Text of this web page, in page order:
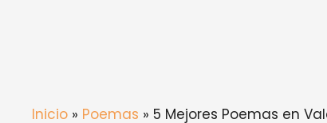
Inicio » Poemas » 5 Mejores Poemas en